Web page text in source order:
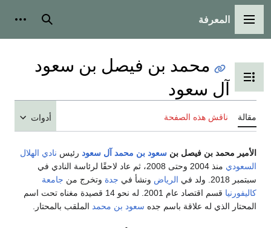
القائمة الرئيسية
المعرفة بحث
تبديل عرض جدول المحتويات
محمد بن فيصل بن سعود
آل سعود
ناقش هذه الصفحة أدوات
محمد بن فيصل بنسعود بن محمد آل سعودرئيسنادي الهلال
منذ 2004 وحتى 2008، ثم عاد لاحقًا لرئاسة النادي في
2018. ولد في
الرياض ونشأ في جدة وتخرج من جامعة
قسم اقتصاد عام 2001. له نحو 14 قصيدة مغناه تحت اسم
الذي له علاقة باسم جده سعود بن محمدالملقب بالمحتار.